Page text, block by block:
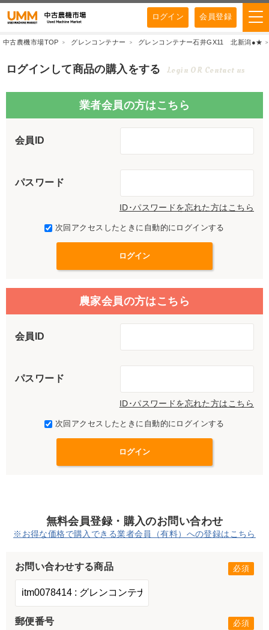
ログイン 会員登録
中古農機市場TOP グレンコンテナー グレンコンテナー石井GX11 北新潟●★
ログインして商品の購入をする Login OR Contact us
業者会員の方はこちら
会員ID
パスワード
ID･パスワードを忘れた方はこちら
次回アクセスしたときに自動的にログインする
農家会員の方はこちら
会員ID
パスワード
ID･パスワードを忘れた方はこちら
次回アクセスしたときに自動的にログインする
無料会員登録・購入のお問い合わせ
※お得な価格で購入できる業者会員（有料）への登録はこちら
お問い合わせする商品
郵便番号